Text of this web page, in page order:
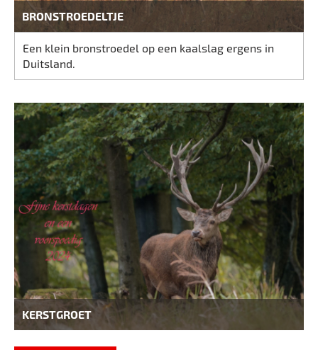
BRONSTROEDELTJE
Een klein bronstroedel op een kaalslag ergens in
Duitsland.
KERSTGROET